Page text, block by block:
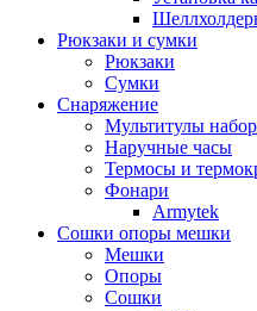
Рюкзаки и сумки
Рюкзаки
Сумки
Снаряжение
Мультитулы
Наручные часы
Термосы и
Фонари
Armytek
Сошки опоры мешки
Мешки
Опоры
Сошки